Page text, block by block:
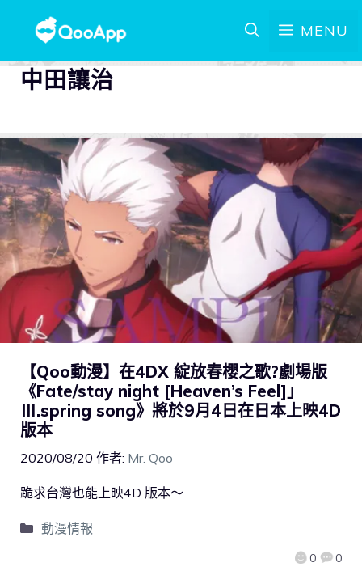
MENU
中田讓治
【Qoo動漫】在4DX 綻放春櫻之歌?劇場版
《Fate/stay night [Heaven’s Feel]」
Ⅲ.spring song》將於9月4日在日本上映4D
版本
2020/08/20 作者: Mr. Qoo
0 0
跪求台灣也能上映4D 版本～
動漫情報